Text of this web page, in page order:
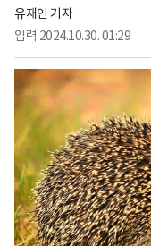
유재인 기자
입력 2024.10.30. 01:29